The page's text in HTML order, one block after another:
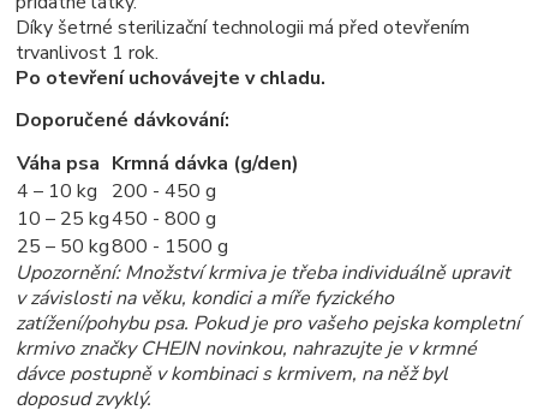
Díky šetrné sterilizační technologii má před otevřením
trvanlivost 1 rok.
Po otevření uchovávejte v chladu.
Doporučené dávkování:
Váha psa Krmná dávka (g/den)
4 – 10 kg
200 - 450 g
10 – 25 kg450 - 800 g
25 – 50 kg800 - 1500 g
Upozornění: Množství krmiva je třeba individuálně upravit
v závislosti na věku, kondici a míře fyzického
zatížení/pohybu psa. Pokud je pro vašeho pejska kompletní
krmivo značky CHEJN novinkou, nahrazujte je v krmné
dávce postupně v kombinaci s krmivem, na něž byl
doposud zvyklý.